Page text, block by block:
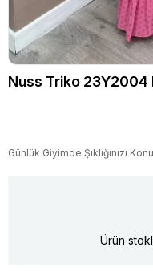
Nuss Triko 23Y2004
Günlük Giyimde Şıklığınızı
Ürün